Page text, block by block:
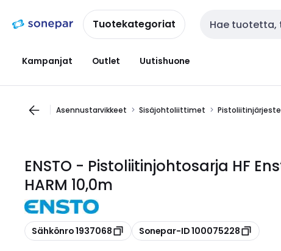
navigointiinsisältöönTuotekategoriat Haku
Kampanjat Outlet Uutishuone
Asennustarvikkeet Sisäjohtoliittimet
ENSTO - Pistoliitinjohtosarja HF
HARM 10,0m
Kopioi
Sähkönro 1937068 Kopioi
Sonepar-ID 100075228